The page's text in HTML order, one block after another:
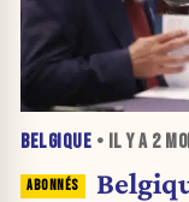
BELGIQUE • IL Y A 2